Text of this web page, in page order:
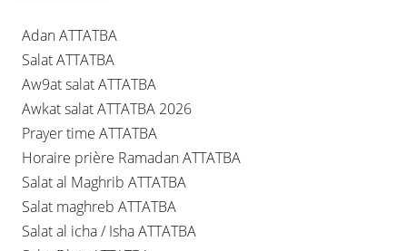
Adan ATTATBA
Salat ATTATBA
Aw9at salat ATTATBA
Awkat salat ATTATBA 2026
Prayer time ATTATBA
Horaire prière Ramadan ATTATBA
Salat al Maghrib ATTATBA
Salat maghreb ATTATBA
Salat al icha / Isha ATTATBA